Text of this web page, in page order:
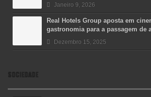
Janeiro 9, 2026
Real Hotels Group aposta em
gastronomia para a passagem de
Dezembro 15, 2025
SOCIEDADE